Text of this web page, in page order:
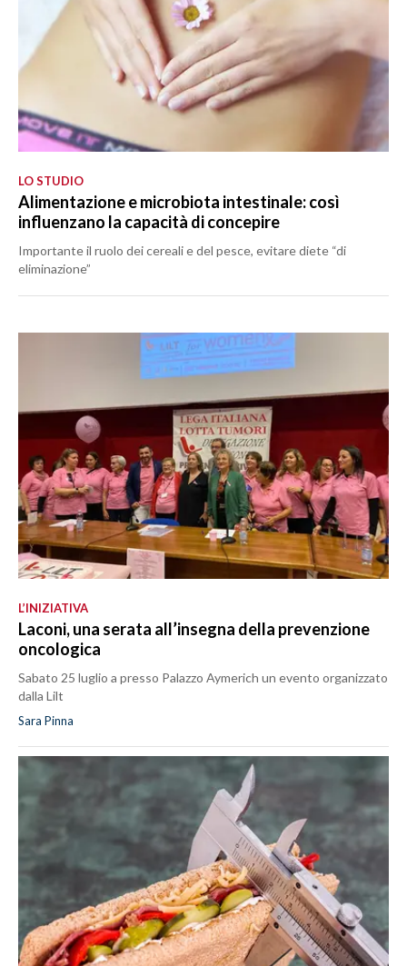
LO STUDIO
Alimentazione e microbiota intestinale: così
influenzano la capacità di concepire
Importante il ruolo dei cereali e del pesce, evitare diete “di
eliminazione”
L’INIZIATIVA
Laconi, una serata all’insegna della prevenzione
oncologica
Sabato 25 luglio a presso Palazzo Aymerich un evento organizzato
dalla Lilt
Sara Pinna